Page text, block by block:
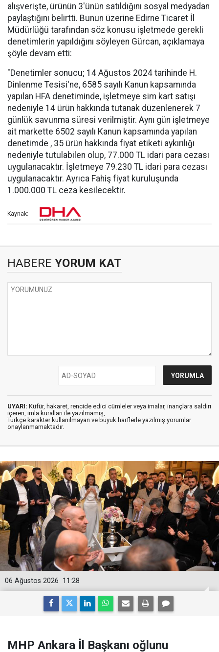
alışverişte, ürünün 3'ünün satıldığını sosyal medyadan
paylaştığını belirtti. Bunun üzerine Edirne Ticaret İl
Müdürlüğü tarafından söz konusu işletmede gerekli
denetimlerin yapıldığını söyleyen Gürcan, açıklamaya
şöyle devam etti:
"Denetimler sonucu; 14 Ağustos 2024 tarihinde H.
Dinlenme Tesisi'ne, 6585 sayılı Kanun kapsamında
yapılan HFA denetiminde, işletmeye sim kart satışı
nedeniyle 14 ürün hakkında tutanak düzenlenerek 7
günlük savunma süresi verilmiştir. Aynı gün işletmeye
ait markette 6502 sayılı Kanun kapsamında yapılan
denetimde , 35 ürün hakkında fiyat etiketi aykırılığı
nedeniyle tutulabilen olup, 77.000 TL idari para cezası
uygulanacaktır. İşletmeye 79.230 TL idari para cezası
uygulanacaktır. Ayrıca Fahiş fiyat kuruluşunda
1.000.000 TL ceza kesilecektir.
Kaynak:
HABERE YORUM KAT
UYARI: Küfür, hakaret, rencide edici cümleler veya imalar, inançlara saldırı
içeren, imla kuralları ile yazılmamış,
Türkçe karakter kullanılmayan ve büyük harflerle yazılmış yorumlar
onaylanmamaktadır.
11:28
06 Ağustos 2026
MHP Ankara İl Başkanı oğlunu